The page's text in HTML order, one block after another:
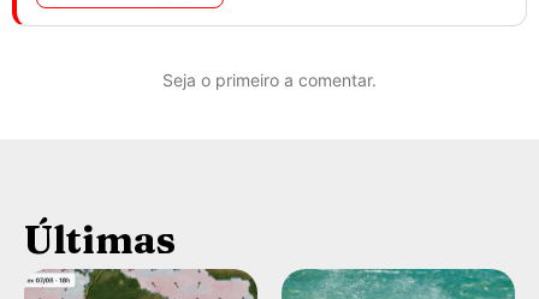
Seja o primeiro a comentar.
Últimas